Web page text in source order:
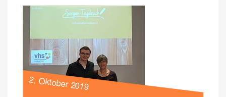
2. Oktober 2019